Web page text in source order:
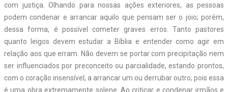
com justiça. Olhando para nossas ações exteriores, as pessoas
podem condenar e arrancar aquilo que pensam ser o joio; porém,
dessa forma, é possível cometer graves erros. Tanto pastores
quanto leigos devem estudar a Bíblia e entender como agir em
relação aos que erram. Não devem se portar com precipitação nem
ser influenciados por preconceito ou parcialidade, estando prontos,
com o coração insensível, a arrancar um ou derrubar outro; pois essa
é uma obra extremamente solene. Ao criticar e condenar irmãos e